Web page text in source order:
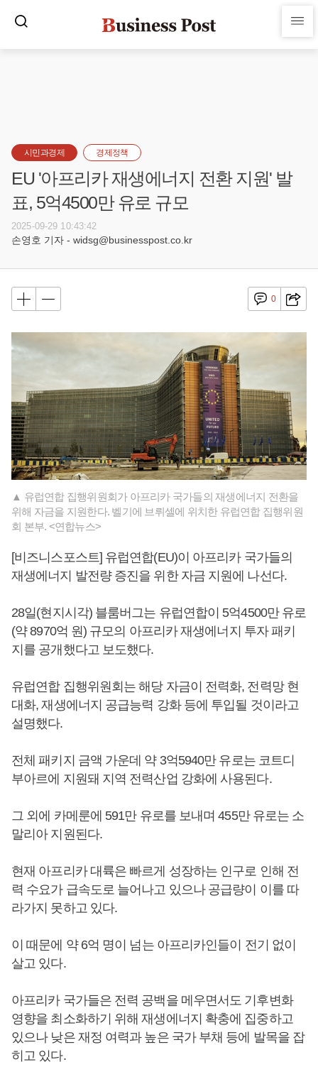
시민과경제 경제정책
EU '아프리카 재생에너지 전환 지원' 발
표, 5억4500만 유로 규모
2025-09-29 10:43:42
손영호 기자 - widsg@businesspost.co.kr
0
▲ 유럽연합 집행위원회가 아프리카 국가들의 재생에너지 전환을
위해 자금을 지원한다. 벨기에 브뤼셀에 위치한 유럽연합 집행위원
회 본부. <연합뉴스>
[비즈니스포스트] 유럽연합(EU)이 아프리카 국가들의
재생에너지 발전량 증진을 위한 자금 지원에 나선다.
28일(현지시각) 블룸버그는 유럽연합이 5억4500만 유로
(약 8970억 원) 규모의 아프리카 재생에너지 투자 패키
지를 공개했다고 보도했다.
유럽연합 집행위원회는 해당 자금이 전력화, 전력망 현
대화, 재생에너지 공급능력 강화 등에 투입될 것이라고
설명했다.
전체 패키지 금액 가운데 약 3억5940만 유로는 코트디
부아르에 지원돼 지역 전력산업 강화에 사용된다.
그 외에 카메룬에 591만 유로를 보내며 455만 유로는 소
말리아 지원된다.
현재 아프리카 대륙은 빠르게 성장하는 인구로 인해 전
력 수요가 급속도로 늘어나고 있으나 공급량이 이를 따
라가지 못하고 있다.
이 때문에 약 6억 명이 넘는 아프리카인들이 전기 없이
살고 있다.
아프리카 국가들은 전력 공백을 메우면서도 기후변화
영향을 최소화하기 위해 재생에너지 확충에 집중하고
있으나 낮은 재정 여력과 높은 국가 부채 등에 발목을 잡
히고 있다.